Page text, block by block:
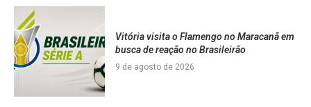
Vitória visita o Flamengo no Maracanã em
busca de reação no Brasileirão
9 de agosto de 2026